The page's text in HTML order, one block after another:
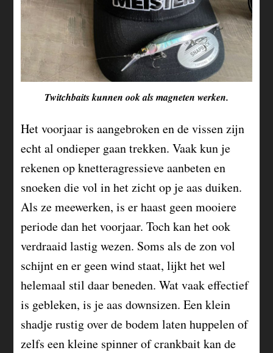
Twitchbaits kunnen ook als magneten werken.
Het voorjaar is aangebroken en de vissen zijn
echt al ondieper gaan trekken. Vaak kun je
rekenen op knetteragressieve aanbeten en
snoeken die vol in het zicht op je aas duiken.
Als ze meewerken, is er haast geen mooiere
periode dan het voorjaar. Toch kan het ook
verdraaid lastig wezen. Soms als de zon vol
schijnt en er geen wind staat, lijkt het wel
helemaal stil daar beneden. Wat vaak effectief
is gebleken, is je aas downsizen. Een klein
shadje rustig over de bodem laten huppelen of
zelfs een kleine spinner of crankbait kan de